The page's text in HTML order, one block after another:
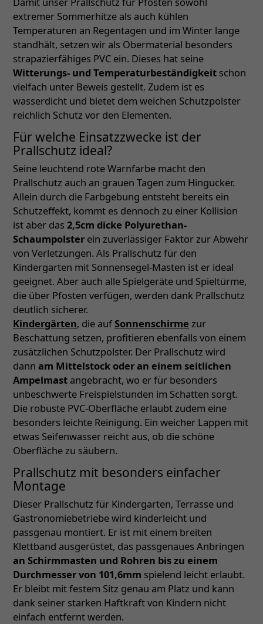
extremer Sommerhitze als auch kühlen
Temperaturen an Regentagen und im Winter lange
standhält, setzen wir als Obermaterial besonders
strapazierfähiges PVC ein. Dieses hat seine
Witterungs- und Temperaturbeständigkeit schon
vielfach unter Beweis gestellt. Zudem ist es
wasserdicht und bietet dem weichen Schutzpolster
reichlich Schutz vor den Elementen.
Für welche Einsatzzwecke ist der
Prallschutz ideal?
Seine leuchtend rote Warnfarbe macht den
Prallschutz auch an grauen Tagen zum Hingucker.
Allein durch die Farbgebung entsteht bereits ein
Schutzeffekt, kommt es dennoch zu einer Kollision
ist aber das 2,5cm dicke Polyurethan-
Schaumpolster ein zuverlässiger Faktor zur Abwehr
von Verletzungen. Als Prallschutz für den
Kindergarten mit Sonnensegel-Masten ist er ideal
geeignet. Aber auch alle Spielgeräte und Spieltürme,
die über Pfosten verfügen, werden dank Prallschutz
deutlich sicherer.
Kindergärten, die aufSonnenschirme zur
Beschattung setzen, profitieren ebenfalls von einem
zusätzlichen Schutzpolster. Der Prallschutz wird
dann am Mittelstock oder an einem seitlichen
Ampelmast angebracht, wo er für besonders
unbeschwerte Freispielstunden im Schatten sorgt.
Die robuste PVC-Oberfläche erlaubt zudem eine
besonders leichte Reinigung. Ein weicher Lappen mit
etwas Seifenwasser reicht aus, ob die schöne
Oberfläche zu säubern.
Prallschutz mit besonders einfacher
Montage
Dieser Prallschutz für Kindergarten, Terrasse und
Gastronomiebetriebe wird kinderleicht und
passgenau montiert. Er ist mit einem breiten
Klettband ausgerüstet, das passgenaues Anbringen
an Schirmmasten und Rohren bis zu einem
Durchmesser von 101,6mm spielend leicht erlaubt.
Er bleibt mit festem Sitz genau am Platz und kann
dank seiner starken Haftkraft von Kindern nicht
einfach entfernt werden.